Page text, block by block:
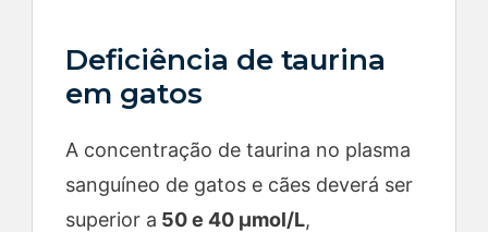
Deficiência de taurina
em gatos
A concentração de taurina no plasma
sanguíneo de gatos e cães deverá ser
superior a 50 e 40 μmol/L,